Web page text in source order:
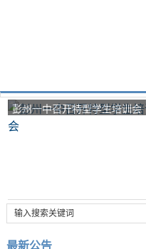
彭州一中召开特型学生培训会
最新公告